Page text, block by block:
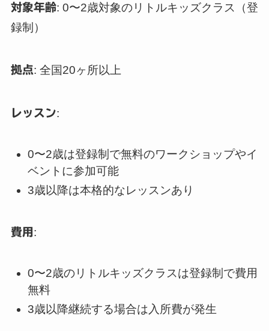
対象年齢: 0〜2歳対象のリトルキッズクラス（登
録制）
拠点: 全国20ヶ所以上
レッスン:
0〜2歳は登録制で無料のワークショップやイ
ベントに参加可能
3歳以降は本格的なレッスンあり
費用 :
0〜2歳のリトルキッズクラスは登録制で費用
無料
3歳以降継続する場合は入所費が発生